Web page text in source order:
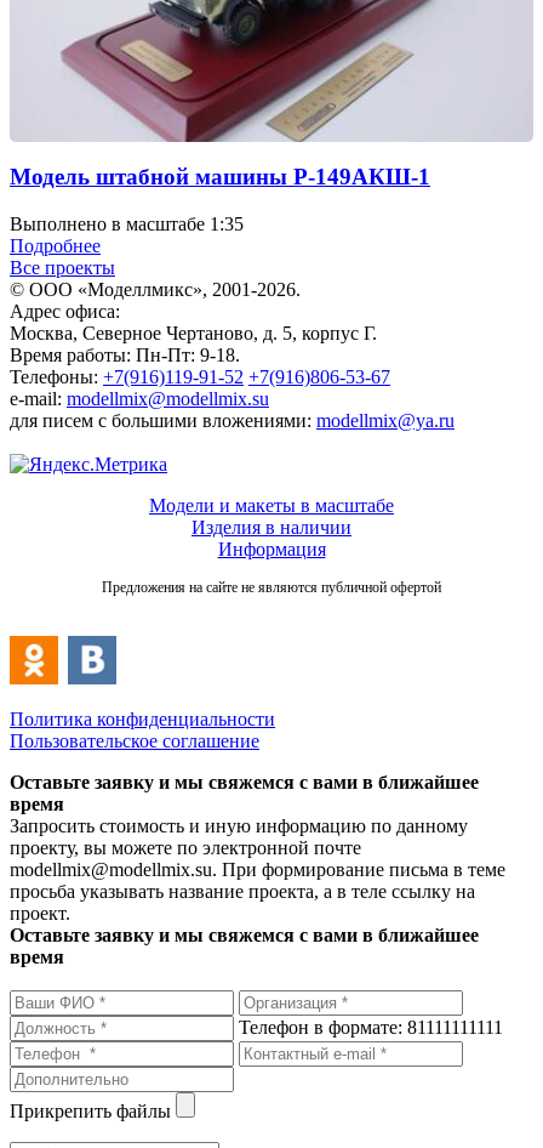
Модель штабной машины Р-149АКШ-1
Выполнено в масштабе 1:35
Подробнее
Все проекты
© ООО «Моделлмикс», 2001-2026.
Адрес офиса:
Москва, Северное Чертаново, д. 5, корпус Г.
Время работы: Пн-Пт: 9-18.
Телефоны: +7(916)119-91-52 +7(916)806-53-67
e-mail: modellmix@modellmix.su
для писем с большими вложениями: modellmix@ya.ru
Модели и макеты в масштабе
Изделия в наличии
Информация
Предложения на сайте не являются публичной офертой
Политика конфиденциальности
Пользовательское соглашение
Оставьте заявку и мы свяжемся с вами в ближайшее
время
Запросить стоимость и иную информацию по данному
проекту, вы можете по электронной почте
modellmix@modellmix.su. При формирование письма в теме
просьба указывать название проекта, а в теле ссылку на
проект.
Оставьте заявку и мы свяжемся с вами в ближайшее
время
Телефон в формате: 81111111111
Прикрепить файлы